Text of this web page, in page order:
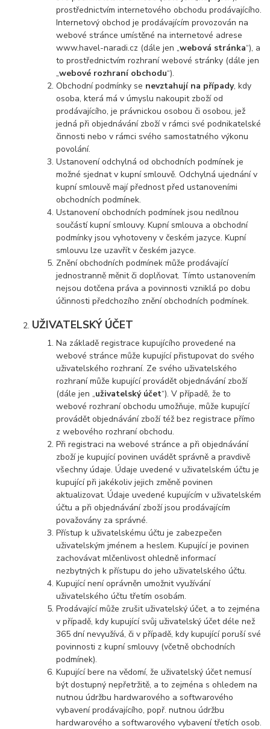
prostřednictvím internetového obchodu prodávajícího.
Internetový obchod je prodávajícím provozován na
webové stránce umístěné na internetové adrese
www.havel-naradi.cz (dále jen „webová stránka“), a
to prostřednictvím rozhraní webové stránky (dále jen
„webové rozhraní obchodu“).
Obchodní podmínky se nevztahují na případy, kdy
osoba, která má v úmyslu nakoupit zboží od
prodávajícího, je právnickou osobou či osobou, jež
jedná při objednávání zboží v rámci své podnikatelské
činnosti nebo v rámci svého samostatného výkonu
povolání.
Ustanovení odchylná od obchodních podmínek je
možné sjednat v kupní smlouvě. Odchylná ujednání v
kupní smlouvě mají přednost před ustanoveními
obchodních podmínek.
Ustanovení obchodních podmínek jsou nedílnou
součástí kupní smlouvy. Kupní smlouva a obchodní
podmínky jsou vyhotoveny v českém jazyce. Kupní
smlouvu lze uzavřít v českém jazyce.
Znění obchodních podmínek může prodávající
jednostranně měnit či doplňovat. Tímto ustanovením
nejsou dotčena práva a povinnosti vzniklá po dobu
účinnosti předchozího znění obchodních podmínek.
UŽIVATELSKÝ ÚČET
Na základě registrace kupujícího provedené na
webové stránce může kupující přistupovat do svého
uživatelského rozhraní. Ze svého uživatelského
rozhraní může kupující provádět objednávání zboží
(dále jen „uživatelský účet“). V případě, že to
webové rozhraní obchodu umožňuje, může kupující
provádět objednávání zboží též bez registrace přímo
z webového rozhraní obchodu.
Při registraci na webové stránce a při objednávání
zboží je kupující povinen uvádět správně a pravdivě
všechny údaje. Údaje uvedené v uživatelském účtu je
kupující při jakékoliv jejich změně povinen
aktualizovat. Údaje uvedené kupujícím v uživatelském
účtu a při objednávání zboží jsou prodávajícím
považovány za správné.
Přístup k uživatelskému účtu je zabezpečen
uživatelským jménem a heslem. Kupující je povinen
zachovávat mlčenlivost ohledně informací
nezbytných k přístupu do jeho uživatelského účtu.
Kupující není oprávněn umožnit využívání
uživatelského účtu třetím osobám.
Prodávající může zrušit uživatelský účet, a to zejména
v případě, kdy kupující svůj uživatelský účet déle než
365 dní nevyužívá, či v případě, kdy kupující poruší své
povinnosti z kupní smlouvy (včetně obchodních
podmínek).
Kupující bere na vědomí, že uživatelský účet nemusí
být dostupný nepřetržitě, a to zejména s ohledem na
nutnou údržbu hardwarového a softwarového
vybavení prodávajícího, popř. nutnou údržbu
hardwarového a softwarového vybavení třetích osob.